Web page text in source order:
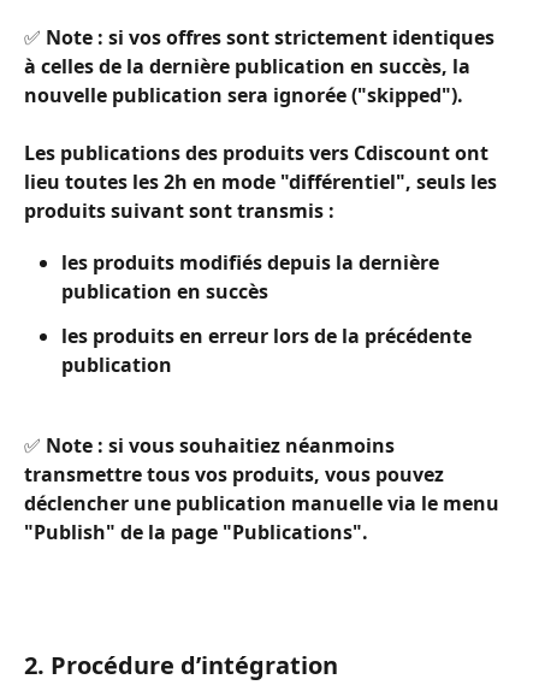
✅ Note : si vos offres sont strictement identiques
à celles de la dernière publication en succès, la
nouvelle publication sera ignorée ("skipped").
Les publications des produits vers Cdiscount ont
lieu toutes les 2h en mode "différentiel", seuls les
produits suivant sont transmis :
les produits modifiés depuis la dernière
publication en succès
les produits en erreur lors de la précédente
publication
✅ Note : si vous souhaitiez néanmoins
transmettre tous vos produits, vous pouvez
déclencher une publication manuelle via le menu
"Publish" de la page "Publications".
2. Procédure d’intégration